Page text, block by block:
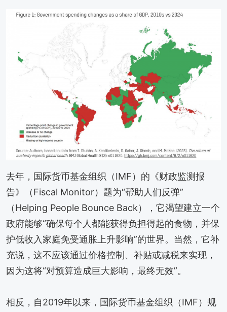
去年，国际货币基金组织（IMF）的《财政监测报
告》（Fiscal Monitor）题为“帮助人们反弹”
（Helping People Bounce Back），它渴望建立一个
政府能够“确保每个人都能获得负担得起的食物，并保
护低收入家庭免受通胀上升影响”的世界。当然，它补
充说，这不应该通过价格控制、补贴或减税来实现，
因为这将“对预算造成巨大影响，最终无效”。
相反，自2019年以来，国际货币基金组织（IMF）规